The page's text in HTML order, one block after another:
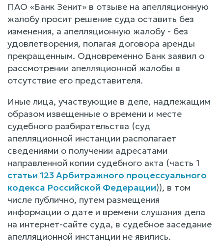
ПАО «Банк Зенит» в отзыве на апелляционную
жалобу просит решение суда оставить без
изменения, а апелляционную жалобу - без
удовлетворения, полагая договора аренды
прекращенным. Одновременно Банк заявил о
рассмотрении апелляционной жалобы в
отсутствие его представителя.
Иные лица, участвующие в деле, надлежащим
образом извещенные о времени и месте
судебного разбирательства (суд
апелляционной инстанции располагает
сведениями о получении адресатами
направленной копии судебного акта (часть 1
статьи 123 Арбитражного процессуального
кодекса Российской Федерации)), в том
числе публично, путем размещения
информации о дате и времени слушания дела
на интернет-сайте суда, в судебное заседание
апелляционной инстанции не явились.